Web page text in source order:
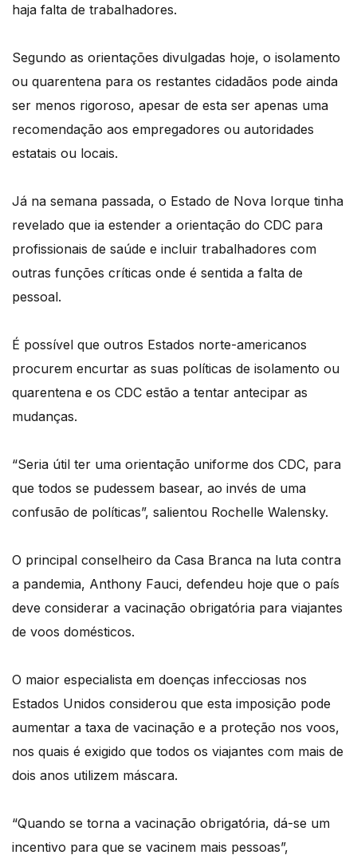
haja falta de trabalhadores.
Segundo as orientações divulgadas hoje, o isolamento
ou quarentena para os restantes cidadãos pode ainda
ser menos rigoroso, apesar de esta ser apenas uma
recomendação aos empregadores ou autoridades
estatais ou locais.
Já na semana passada, o Estado de Nova Iorque tinha
revelado que ia estender a orientação do CDC para
profissionais de saúde e incluir trabalhadores com
outras funções críticas onde é sentida a falta de
pessoal.
É possível que outros Estados norte-americanos
procurem encurtar as suas políticas de isolamento ou
quarentena e os CDC estão a tentar antecipar as
mudanças.
“Seria útil ter uma orientação uniforme dos CDC, para
que todos se pudessem basear, ao invés de uma
confusão de políticas”, salientou Rochelle Walensky.
O principal conselheiro da Casa Branca na luta contra
a pandemia, Anthony Fauci, defendeu hoje que o país
deve considerar a vacinação obrigatória para viajantes
de voos domésticos.
O maior especialista em doenças infecciosas nos
Estados Unidos considerou que esta imposição pode
aumentar a taxa de vacinação e a proteção nos voos,
nos quais é exigido que todos os viajantes com mais de
dois anos utilizem máscara.
“Quando se torna a vacinação obrigatória, dá-se um
incentivo para que se vacinem mais pessoas”,